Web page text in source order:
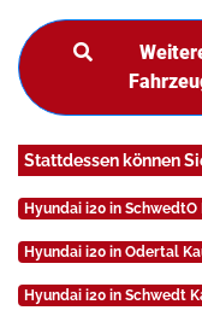
Stattdessen können
Hyundai i20 in
Hyundai i20 in Odertal
Hyundai i20 in Schwedt